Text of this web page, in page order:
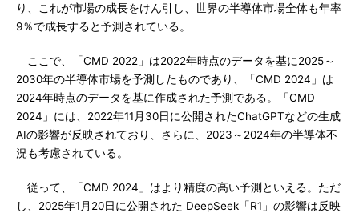
り、これが市場の成長をけん引し、世界の半導体市場全体も年率
9％で成長すると予測されている。
ここで、「CMD 2022」は2022年時点のデータを基に2025～
2030年の半導体市場を予測したものであり、「CMD 2024」は
2024年時点のデータを基に作成された予測である。「CMD
2024」には、2022年11月30日に公開されたChatGPTなどの生成
AIの影響が反映されており、さらに、2023～2024年の半導体不
況も考慮されている。
従って、「CMD 2024」はより精度の高い予測といえる。ただ
し、2025年1月20日に公開された DeepSeek「R1」の影響は反映